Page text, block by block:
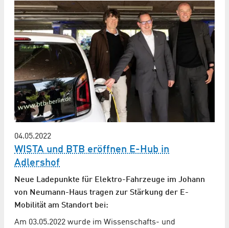
04.05.2022
WISTA und BTB eröffnen E-Hub in
Adlershof
Neue Ladepunkte für Elektro-Fahrzeuge im Johann
von Neumann-Haus tragen zur Stärkung der E-
Mobilität am Standort bei:
Am 03.05.2022 wurde im Wissenschafts- und